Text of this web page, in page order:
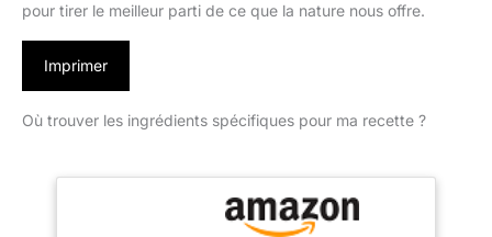
pour tirer le meilleur parti de ce que la nature nous offre.
Imprimer
Où trouver les ingrédients spécifiques pour ma recette ?